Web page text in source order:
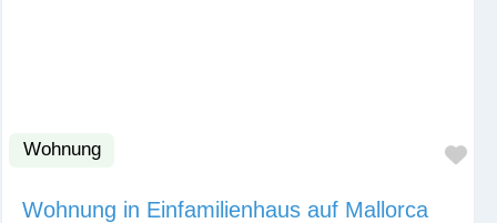
Wohnung
Wohnung in Einfamilienhaus auf Mallorca